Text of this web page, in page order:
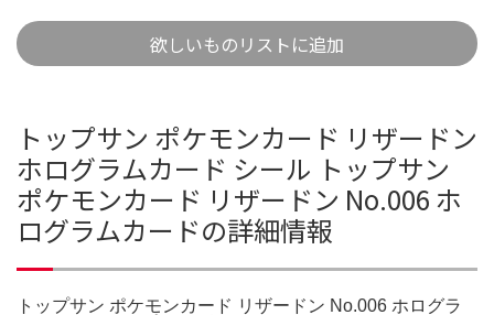
欲しいものリストに追加
トップサン ポケモンカード リザードン
ホログラムカード シール トップサン
ポケモンカード リザードン No.006 ホ
ログラムカードの詳細情報
トップサン ポケモンカード リザードン No.006 ホログラ